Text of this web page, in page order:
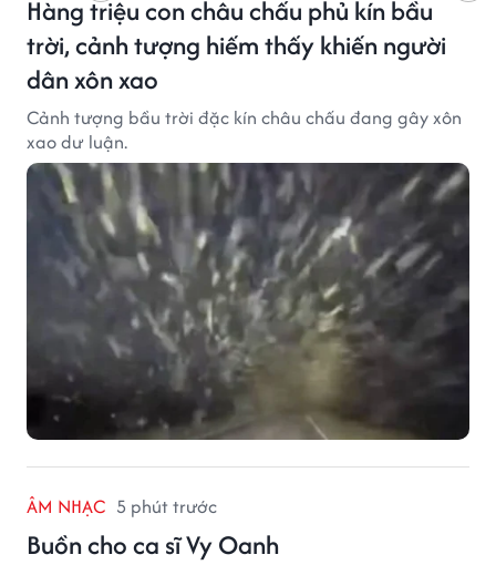
Hàng triệu con châu chấu phủ kín bầu
trời, cảnh tượng hiếm thấy khiến người
dân xôn xao
Cảnh tượng bầu trời đặc kín châu chấu đang gây xôn
xao dư luận.
ÂM NHẠC 5 phút trước
Buồn cho ca sĩ Vy Oanh